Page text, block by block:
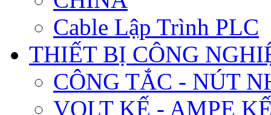
Cable Lập Trình PLC
THIẾT BỊ CÔNG
CÔNG TẮC - NÚT
VOLT KẾ - AMPE